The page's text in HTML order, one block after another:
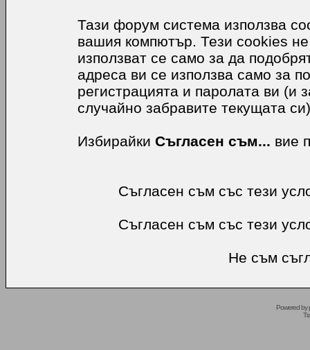
Тази форум система използва
вашия компютър. Тези cookies
използват се само за да
адреса ви се използва само за
регистрацията и паролата ви (и
случайно забравите текущата
Избирайки Съгласен съм... вие
Съгласен съм със тези
Съгласен съм със тези
Не съм
Powered by